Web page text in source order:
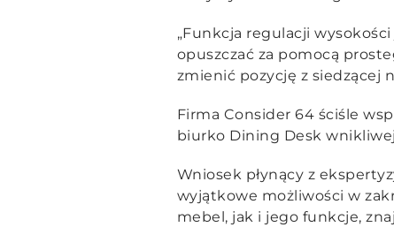
„Funkcja regulacji
opuszczać za pomocą
zmienić pozycję z siedzącej
Firma Consider 64 ściśle
biurko Dining Desk
Wniosek płynący z
wyjątkowe możliwości w
mebel, jak i jego funkcje,